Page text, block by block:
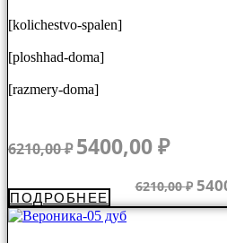
[kolichestvo-spalen]
[ploshhad-doma]
[razmery-doma]
6210,00₽ Первоначальная
цена
составляла
6210,00 ₽.
5400,00₽Текущая
5400,00
6210,00₽
цена
ПОДРОБНЕЕ